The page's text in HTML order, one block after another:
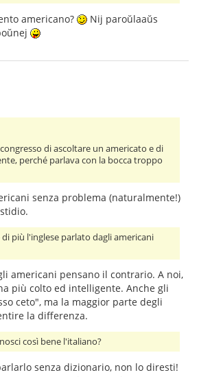
americano?
Nij paroŭlaaŭs
di ascoltare un americato e di
perché parlava con la bocca troppo
senza problema (naturalmente!)
più l'inglese parlato dagli americani
americani pensano il contrario. A noi,
più colto ed intelligente. Anche gli
ceto", ma la maggior parte degli
la differenza.
così bene l'italiano?
senza dizionario, non lo diresti!